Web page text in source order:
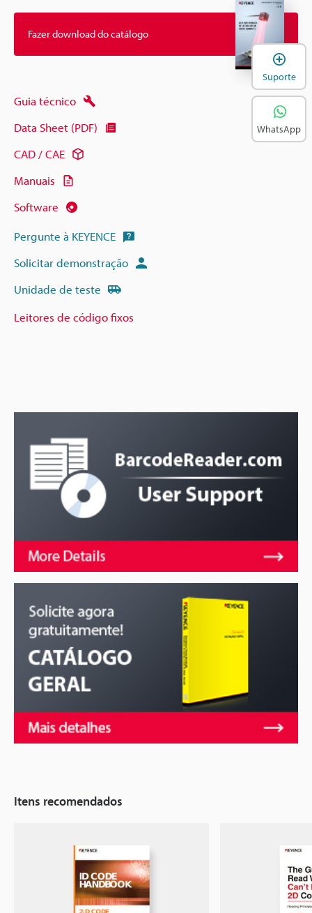
Fazer download do catálogo
Guia técnico
Data Sheet (PDF)
CAD / CAE
Manuais
Software
Pergunte à KEYENCE
Solicitar demonstração
Unidade de teste
Leitores de código fixos
Itens recomendados
Suporte
WhatsApp